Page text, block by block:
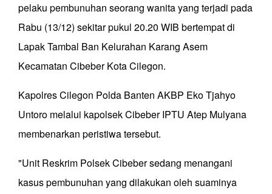
pelaku pembunuhan seorang wanita yang terjadi pada
Rabu (13/12) sekitar pukul 20.20 WIB bertempat di
Lapak Tambal Ban Kelurahan Karang Asem
Kecamatan Cibeber Kota Cilegon.
Kapolres Cilegon Polda Banten AKBP Eko Tjahyo
Untoro melalui kapolsek Cibeber IPTU Atep Mulyana
membenarkan peristiwa tersebut.
"Unit Reskrim Polsek Cibeber sedang menangani
kasus pembunuhan yang dilakukan oleh suaminya